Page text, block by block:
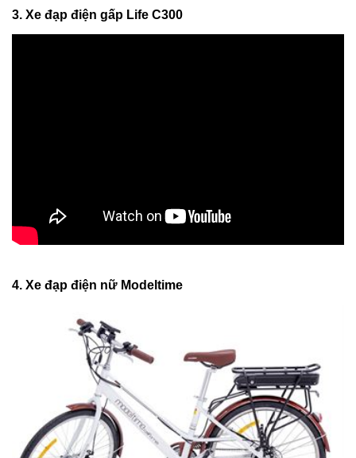
3. Xe đạp điện gấp Life C300
4. Xe đạp điện nữ Modeltime